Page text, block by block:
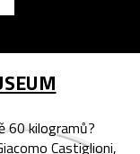
60 kilogramů?
Castiglioni,